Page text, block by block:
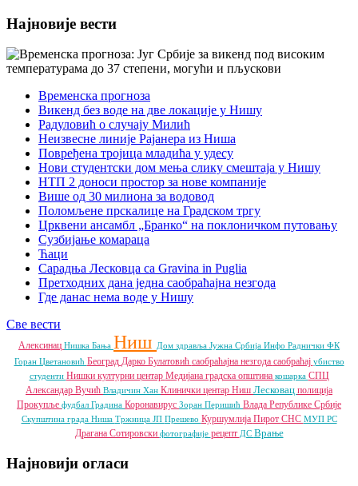
Најновије вести
Временска прогноза
Викенд без воде на две локације у Нишу
Радуловић о случају Милић
Неизвесне линије Рајанера из Ниша
Повређена тројица младића у удесу
Нови студентски дом мења слику смештаја у Нишу
НТП 2 доноси простор за нове компаније
Више од 30 милиона за водовод
Поломљене прскалице на Градском тргу
Црквени ансамбл „Бранко“ на поклоничком путовању
Сузбијање комараца
Ћаци
Сарадња Лесковца са Gravina in Puglia
Претходних дана једна саобраћајна незгода
Где данас нема воде у Нишу
Све вести
Алексинац Нишка Бања Ниш Дом здравља Јужна Србија Инфо Раднички ФК
Горан Цветановић Београд Дарко Булатовић саобраћајна незгода саобраћај убиство
студенти Нишки културни центар Медијана градска општина кошарка СПЦ
Александар Вучић Владичин Хан Клинички центар Ниш Лесковац полиција
Прокупље фудбал Градина Коронавирус Зоран Перишић Влада Републике Србије
Скупштина града Ниша Тржница ЈП Прешево Куршумлија Пирот СНС МУП РС
Драгана Сотировски фотографије рецепт ДС Врање
Најновији огласи